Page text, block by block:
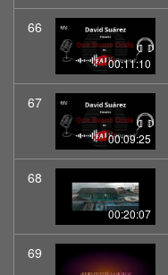
66
00:11:10
67
00:09:25
68
00:20:07
69